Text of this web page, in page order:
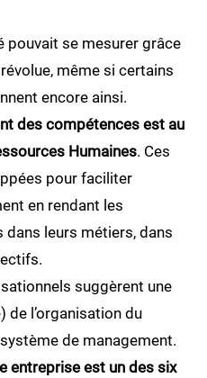
pouvait se mesurer grâce
même si certains
encore ainsi.
des compétences est au
Humaines. Ces
pour faciliter
en rendant les
leurs métiers, dans
suggèrent une
l’organisation du
de management.
entreprise est un des six